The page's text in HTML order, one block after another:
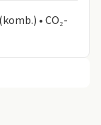
• CO₂-